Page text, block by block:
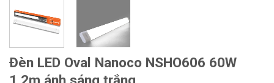
Đèn LED Oval Nanoco NSHO606 60W